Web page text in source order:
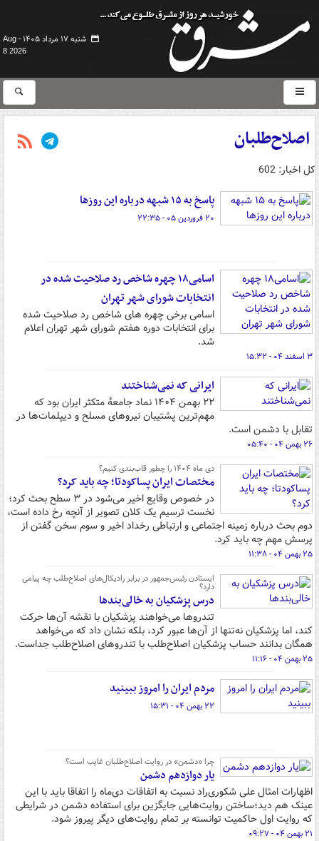
شنبه ۱۷ مرداد ۱۴۰۵ -
Aug
8 2026
اصلاح‌طلبان
کل اخبار: 602
پاسخ به ۱۵ شبهه درباره این روزها
۲۰ فروردین ۰۵ - ۲۲:۳۵
اسامی۱۸ چهره شاخص رد صلاحیت شده در
انتخابات شورای شهر تهران
اسامی برخی چهره های شاخص رد صلاحیت شده
برای انتخابات دوره هفتم شورای شهر تهران اعلام
شد.
۳ اسفند ۰۴ - ۱۵:۳۲
ایرانی که نمی‌شناختند
۲۲ بهمن ۱۴۰۴ نماد جامعۀ متکثر ایران بود که
مهم‌ترین پشتیبان نیروهای مسلح و دیپلمات‌ها در
تقابل با دشمن است.
۲۶ بهمن ۰۴ - ۰۵:۴۰
دی ماه ۱۴۰۴ را چطور قاب‌بندی کنیم؟
مختصات ایران پساکودتا؛ چه باید کرد؟
در خصوص وقایع اخیر می‌شود در ۳ سطح بحث کرد؛
نخست ترسیم یک کلان تصویر از آنچه رخ داده است،
دوم بحث درباره زمینه اجتماعی و ارتباطی رخداد اخیر و سوم سخن گفتن از
پرسش مهم چه باید کرد.
۲۵ بهمن ۰۴ - ۱۱:۳۸
ایستادن رئیس‌جمهور در برابر رادیکال‌های اصلاح‌طلب چه پیامی
دارد؟
درس پزشکیان به خالی‌بندها
تندروها می‌خواهند پزشکیان با نقشه آن‌ها حرکت
کند، اما پزشکیان نه‌تنها از آن‌ها عبور کرد، بلکه نشان داد که می‌خواهد
همگان بدانند حساب پزشکیان اصلاح‌طلب با تندروهای اصلاح‌طلب جداست.
۲۵ بهمن ۰۴ - ۱۱:۱۶
مردم ایران را امروز ببینید
۲۲ بهمن ۰۴ - ۱۵:۳۱
چرا «دشمن» در روایت اصلاح‌طلبان غایب است؟
یار دوازدهم دشمن
اظهارات امثال علی شکوری‌راد نسبت به اتفاقات دی‌ماه را اتفاقا باید با این
عینک هم دید؛ساختن روایت‌هایی جایگزین برای استفاده دشمن در شرایطی
که روایت اول حاکمیت توانسته بر تمام روایت‌های دیگر پیروز شود.
۲۱ بهمن ۰۴ - ۰۹:۲۷